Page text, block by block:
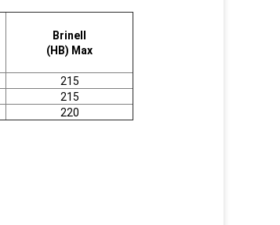
Brinell
(HB) Max
215
215
220